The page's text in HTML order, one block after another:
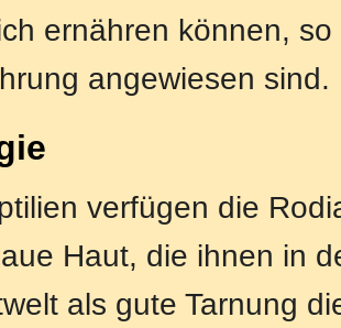
ernähren können,
angewiesen sind.
verfügen die
Haut, die ihnen in
als gute Tarnung